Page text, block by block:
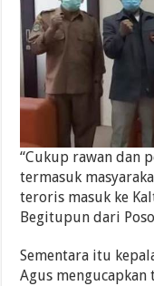
“Cukup rawan dan
termasuk
teroris masuk ke
Begitupun dari
Sementara itu
Agus